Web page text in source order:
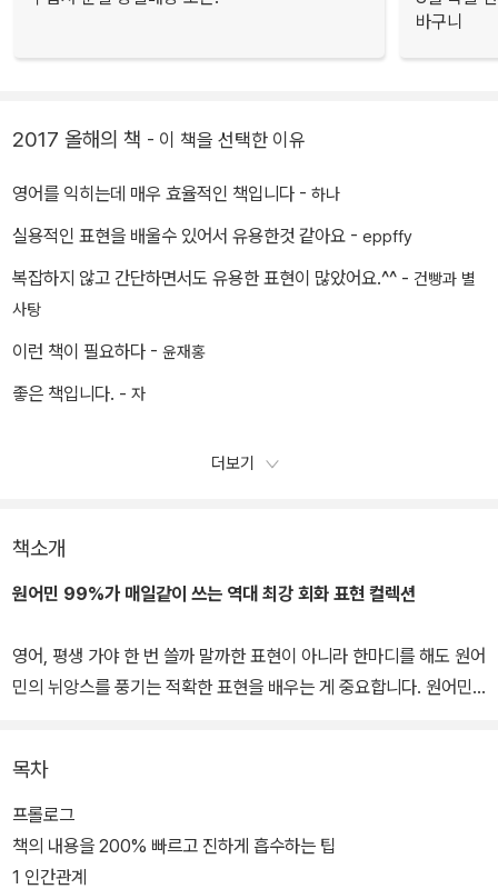
바구니
2017 올해의 책 - 이 책을 선택한 이유
영어를 익히는데 매우 효율적인 책입니다 - 하나
실용적인 표현을 배울수 있어서 유용한것 같아요 - eppffy
복잡하지 않고 간단하면서도 유용한 표현이 많았어요.^^ - 건빵과 별
사탕
이런 책이 필요하다 - 윤재홍
좋은 책입니다. - 자
더보기
책소개
원어민 99%가 매일같이 쓰는 역대 최강 회화 표현 컬렉션
영어, 평생 가야 한 번 쓸까 말까한 표현이 아니라 한마디를 해도 원어
민의 뉘앙스를 풍기는 적확한 표현을 배우는 게 중요합니다. 원어민
바뀌어야 합니다. 설령 그럴 기회가 없더라도 지금의 내 감정과 행동
을 영어로 간단하면서도 정확하게 말할 수 있는 것만으로도 영어 실
력이 확 뛰는 계기가 될 것입니다. 영어를 잘하든 못하든, 부담없이 이
책에 나온 고순도 정제 표현들을 자기 걸로 만들어 보세요. 사람 사는
목차
프롤로그
책의 내용을 200% 빠르고 진하게 흡수하는 팁
1 인간관계